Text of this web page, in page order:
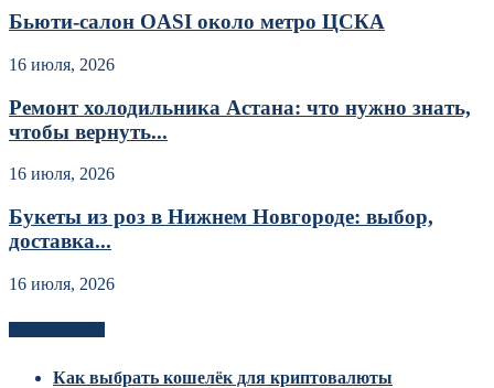
Бьюти-салон OASI около метро ЦСКА
16 июля, 2026
Ремонт холодильника Астана: что нужно знать,
чтобы вернуть...
16 июля, 2026
Букеты из роз в Нижнем Новгороде: выбор,
доставка...
16 июля, 2026
Как выбрать кошелёк для криптовалюты